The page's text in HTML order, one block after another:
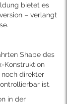
bietet es
– verlangt
Shape des
Konstruktion
direkter
ist.
in der